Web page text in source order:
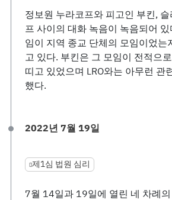
정보원 누라코프와 피고인 부킨,
프 사이의 대화 녹음이 녹음되어
임이 지역 종교 단체의 모임이었는
고 있다. 부킨은 그 모임이 전적으
띠고 있었으며 LRO와는 아무런 관
했다.
2022년 7월 19일
제1심 법원 심리
7월 14일과 19일에 열린 네 차례